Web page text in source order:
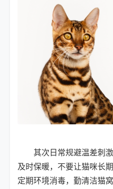
其次日常规避温差刺激
及时保暖，不要让猫咪长
定期环境消毒，勤清洁猫